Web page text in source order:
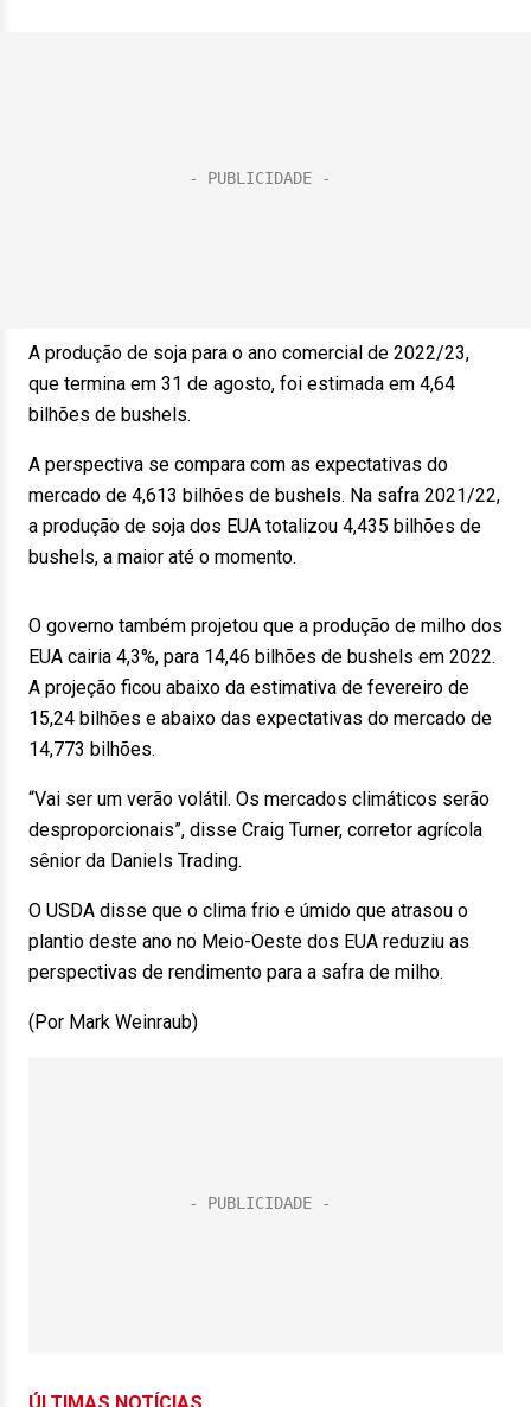
A produção de soja para o ano comercial de 2022/23,
que termina em 31 de agosto, foi estimada em 4,64
bilhões de bushels.
A perspectiva se compara com as expectativas do
mercado de 4,613 bilhões de bushels. Na safra 2021/22,
a produção de soja dos EUA totalizou 4,435 bilhões de
bushels, a maior até o momento.
O governo também projetou que a produção de milho dos
EUA cairia 4,3%, para 14,46 bilhões de bushels em 2022.
A projeção ficou abaixo da estimativa de fevereiro de
15,24 bilhões e abaixo das expectativas do mercado de
14,773 bilhões.
“Vai ser um verão volátil. Os mercados climáticos serão
desproporcionais”, disse Craig Turner, corretor agrícola
sênior da Daniels Trading.
O USDA disse que o clima frio e úmido que atrasou o
plantio deste ano no Meio-Oeste dos EUA reduziu as
perspectivas de rendimento para a safra de milho.
(Por Mark Weinraub)